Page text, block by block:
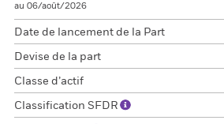
au 06/août/2026
Date de lancement de la Part
Devise de la part
Classe d’actif
Classification SFDR